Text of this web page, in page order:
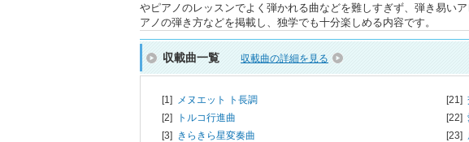
やピアノのレッスンでよく弾かれる曲などを難しすぎず、弾き易い
アノの弾き方などを掲載し、独学でも十分楽しめる内容です。
収載曲一覧 収載曲の詳細を見る
[1] メヌエット ト長調
[2]
トルコ行進曲
[3] きらきら星変奏曲
[21]
[22]
[23]